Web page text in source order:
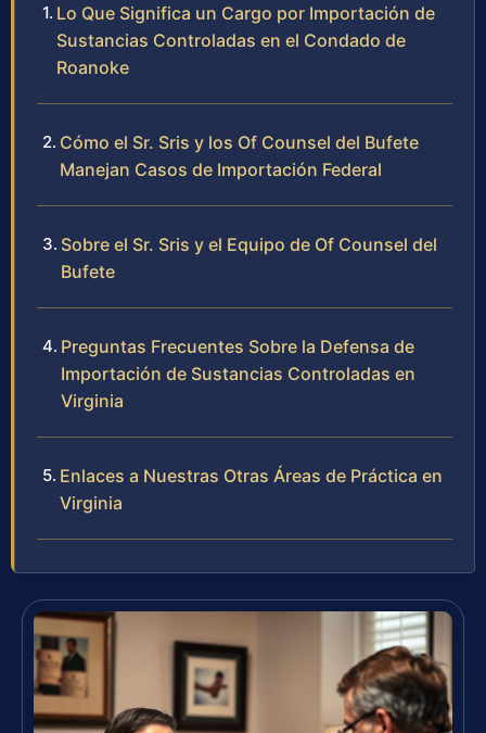
Lo Que Significa un Cargo por Importación de
Sustancias Controladas en el Condado de
Roanoke
Cómo el Sr. Sris y los Of Counsel del Bufete
Manejan Casos de Importación Federal
Sobre el Sr. Sris y el Equipo de Of Counsel del
Bufete
Preguntas Frecuentes Sobre la Defensa de
Importación de Sustancias Controladas en
Virginia
Enlaces a Nuestras Otras Áreas de Práctica en
Virginia